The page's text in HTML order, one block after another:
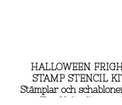
HALLOWEEN
STAMP STENCIL
Stämplar och
Tim Holtz Stamper's